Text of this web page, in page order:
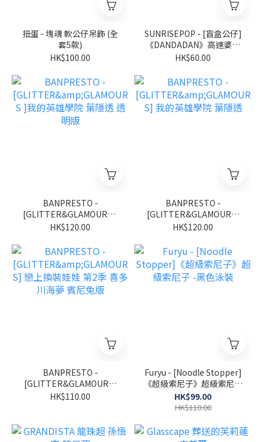
扭蛋 - 塊魂 軟公仔吊飾 (全
套5款)
HK$100.00
SUNRISEPOP - [盲盒公仔]
《DANDADAN》高速婆婆
達摩盲盒擺設 第二彈 金屬
4)
HK$60.00
BANPRESTO -
[GLITTER&GLAMOURS ]
我的英雄學院 葉隱透 透明
HK$120.00
BANPRESTO -
[GLITTER&GLAMOURS]
我的英雄學院 葉隱透
HK$120.00
BANPRESTO -
[GLITTER&GLAMOURS]
戀上換裝娃娃 第2季 喜多川
HK$110.00
Furyu - [Noodle Stopper]
《超級索尼子》超級索尼子
-黑色泳裝
HK$99.00
HK$110.00